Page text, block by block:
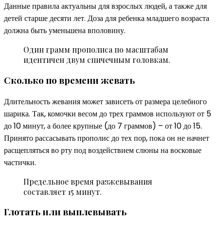
Данные правила актуальны для взрослых людей, а также для
детей старше десяти лет. Доза для ребенка младшего возраста
должна быть уменьшена вполовину.
Один грамм прополиса по масштабам
идентичен двум спичечным головкам.
Сколько по времени жевать
Длительность жевания может зависеть от размера целебного
шарика. Так, комочки весом до трех граммов используют от 5
до 10 минут, а более крупные (до 7 граммов) – от 10 до 15.
Принято рассасывать прополис до тех пор, пока он не начнет
расщепляться во рту под воздействием слюны на восковые
частички.
Предельное время разжевывания
составляет 15 минут.
Глотать или выплевывать